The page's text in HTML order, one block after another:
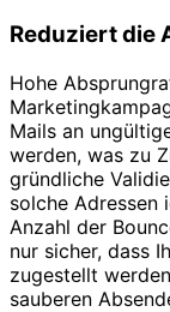
Reduziert die
Hohe
Mails an
werden, was zu
gründliche
solche Adressen
Anzahl der
nur sicher, dass
zugestellt
sauberen